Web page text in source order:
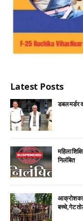
Latest Posts
डबल मर्डर
महिला
निलंबित
आक्रोश का
बच्चे, गेट